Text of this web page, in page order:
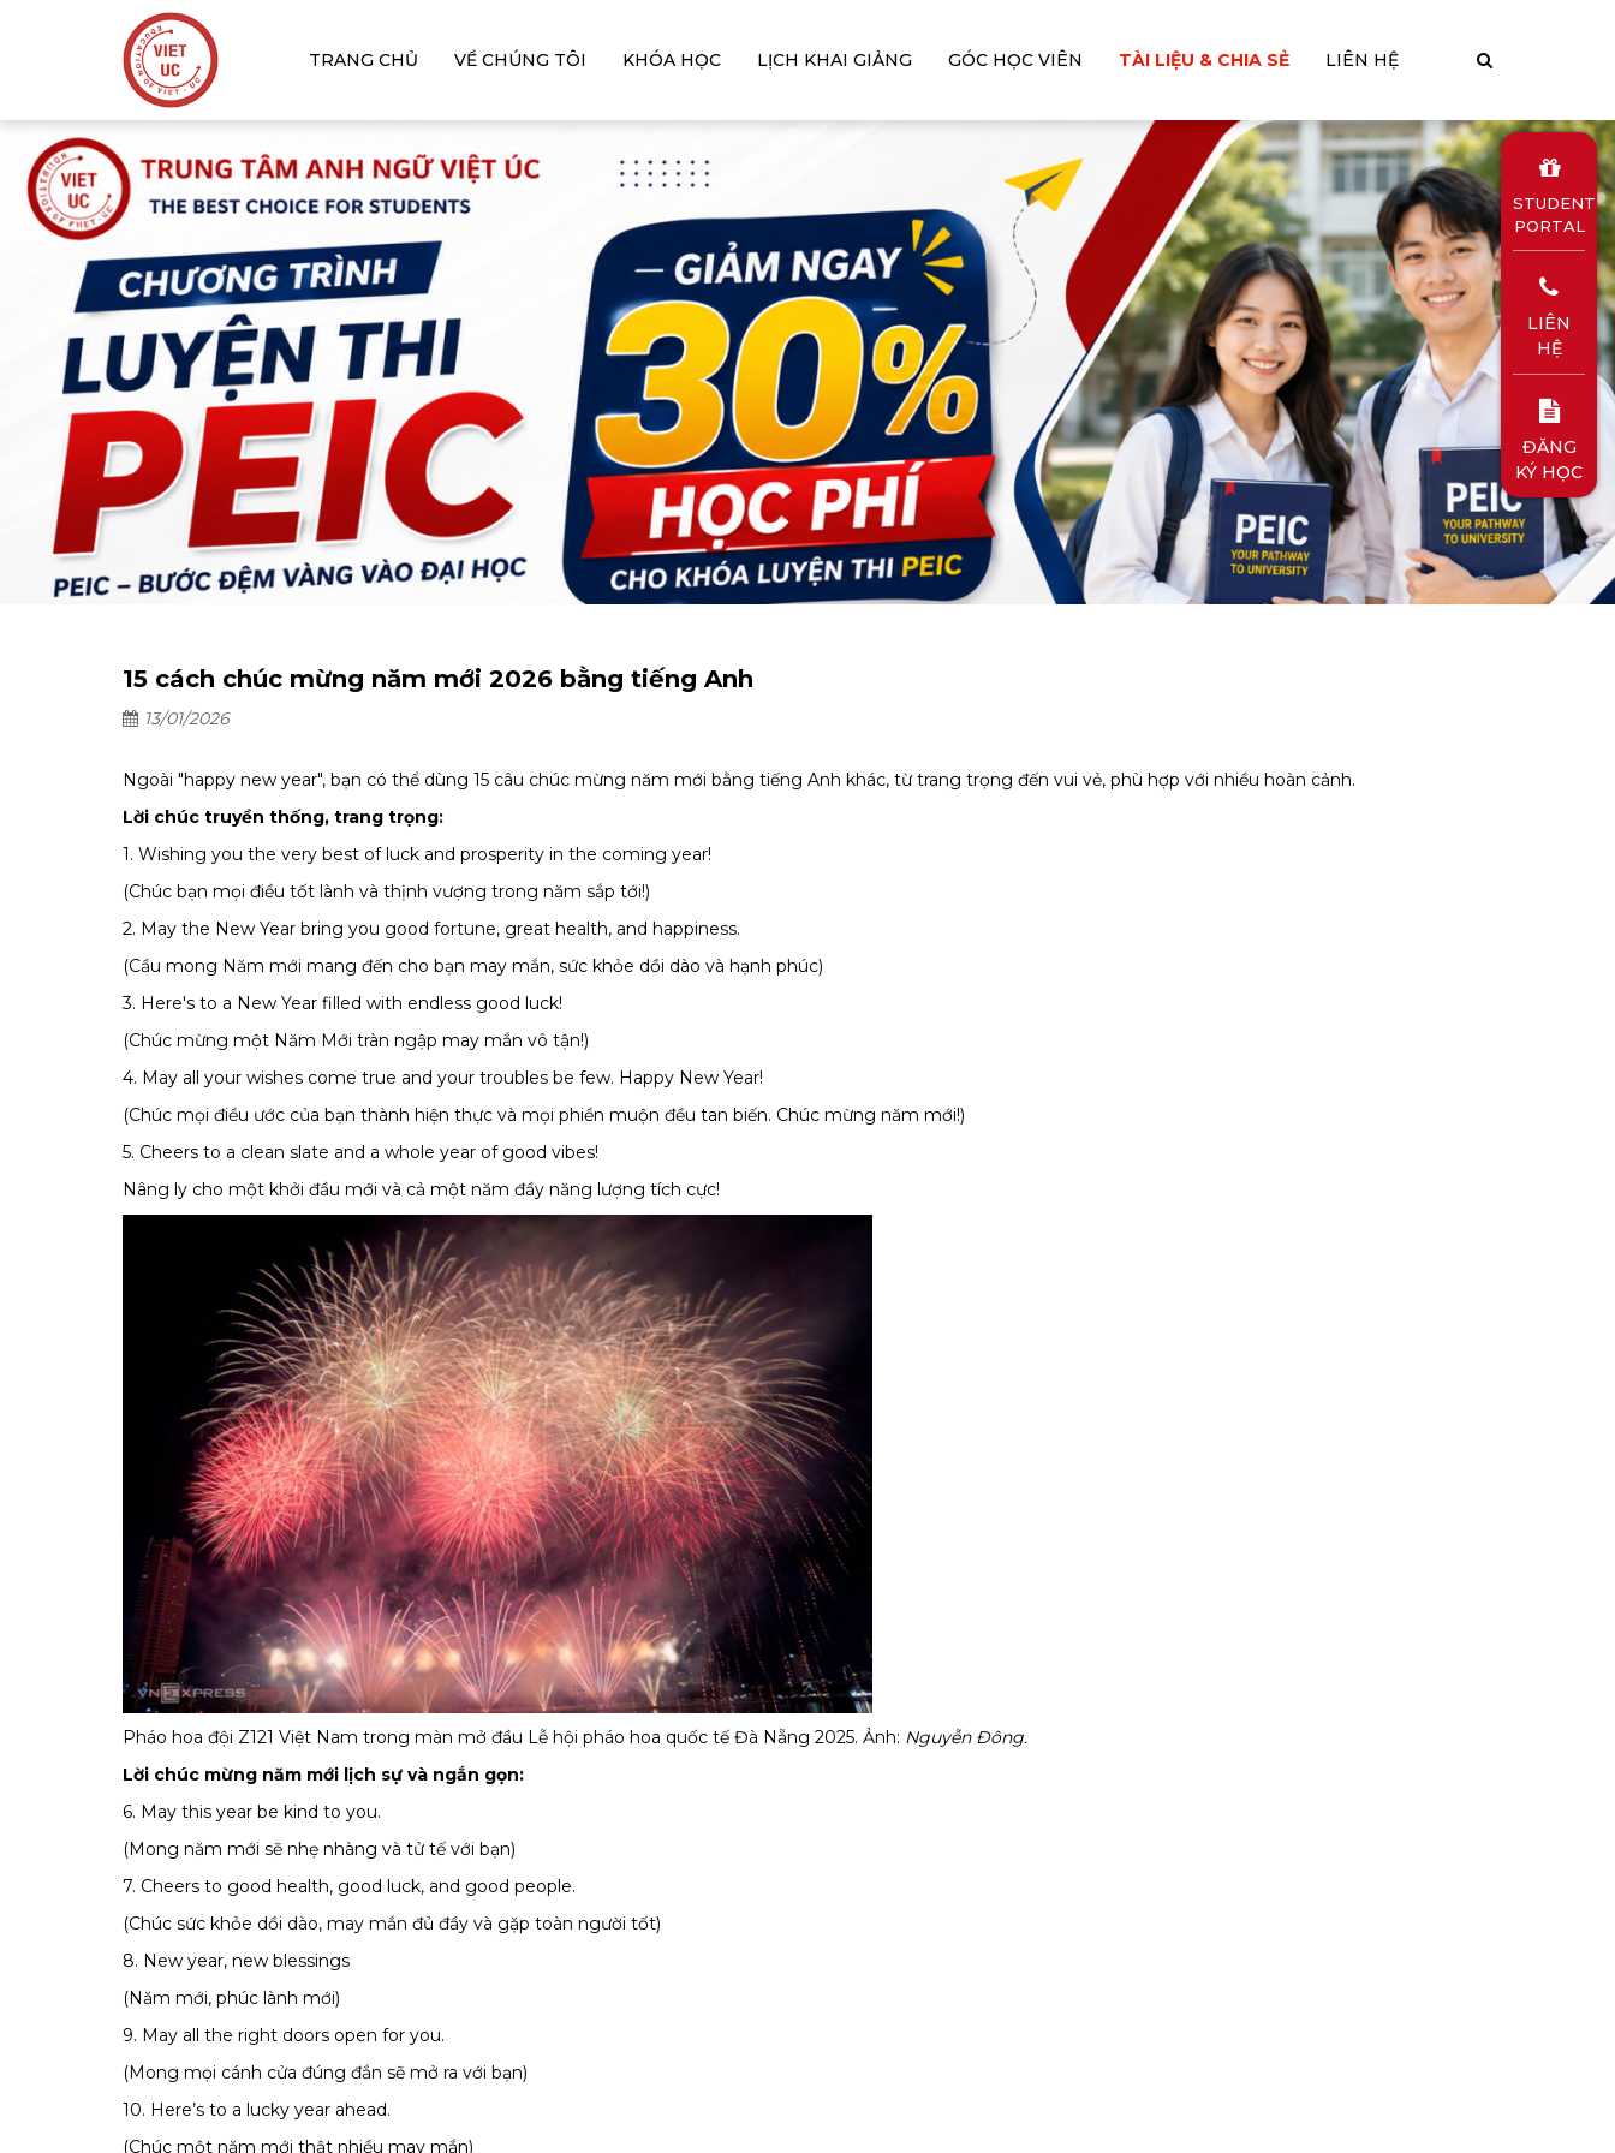
TRANG CHỦ VỀ CHÚNG TÔI KHÓA HỌC LỊCH KHAI GIẢNG GÓC HỌC VIÊN TÀI LIỆU & CHIA SẺ LIÊN HỆ
15 cách chúc mừng năm mới 2026 bằng tiếng Anh
13/01/2026
Ngoài "happy new year", bạn có thể dùng 15 câu chúc mừng năm mới bằng tiếng Anh khác, từ trang trọng đến vui vẻ, phù hợp với nhiều hoàn cảnh.
Lời chúc truyền thống, trang trọng:
1. Wishing you the very best of luck and prosperity in the coming year!
(Chúc bạn mọi điều tốt lành và thịnh vượng trong năm sắp tới!)
2. May the New Year bring you good fortune, great health, and happiness.
(Cầu mong Năm mới mang đến cho bạn may mắn, sức khỏe dồi dào và hạnh phúc)
3. Here's to a New Year filled with endless good luck!
(Chúc mừng một Năm Mới tràn ngập may mắn vô tận!)
4. May all your wishes come true and your troubles be few. Happy New Year!
(Chúc mọi điều ước của bạn thành hiện thực và mọi phiền muộn đều tan biến. Chúc mừng năm mới!)
5. Cheers to a clean slate and a whole year of good vibes!
Nâng ly cho một khởi đầu mới và cả một năm đầy năng lượng tích cực!
Pháo hoa đội Z121 Việt Nam trong màn mở đầu Lễ hội pháo hoa quốc tế Đà Nẵng 2025. Ảnh: Nguyễn Đông.
Lời chúc mừng năm mới lịch sự và ngắn gọn:
6. May this year be kind to you.
(Mong năm mới sẽ nhẹ nhàng và tử tế với bạn)
7. Cheers to good health, good luck, and good people.
(Chúc sức khỏe dồi dào, may mắn đủ đầy và gặp toàn người tốt)
8. New year, new blessings
(Năm mới, phúc lành mới)
9. May all the right doors open for you.
(Mong mọi cánh cửa đúng đắn sẽ mở ra với bạn)
10. Here’s to a lucky year ahead.
(Chúc một năm mới thật nhiều may mắn)
STUDENT
PORTAL
LIÊN
HỆ
ĐĂNG
KÝ HỌC